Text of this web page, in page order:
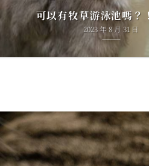
可以有牧草游泳池嗎
2023 年 8 月 31 日